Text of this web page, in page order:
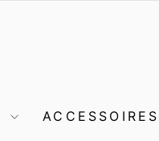
ACCESSOIRES